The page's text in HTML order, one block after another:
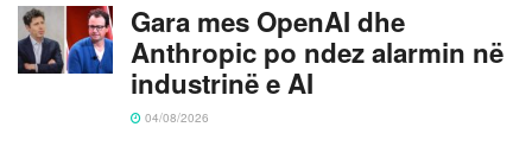
Gara mes OpenAI dhe
Anthropic po ndez alarmin në
industrinë e AI
04/08/2026